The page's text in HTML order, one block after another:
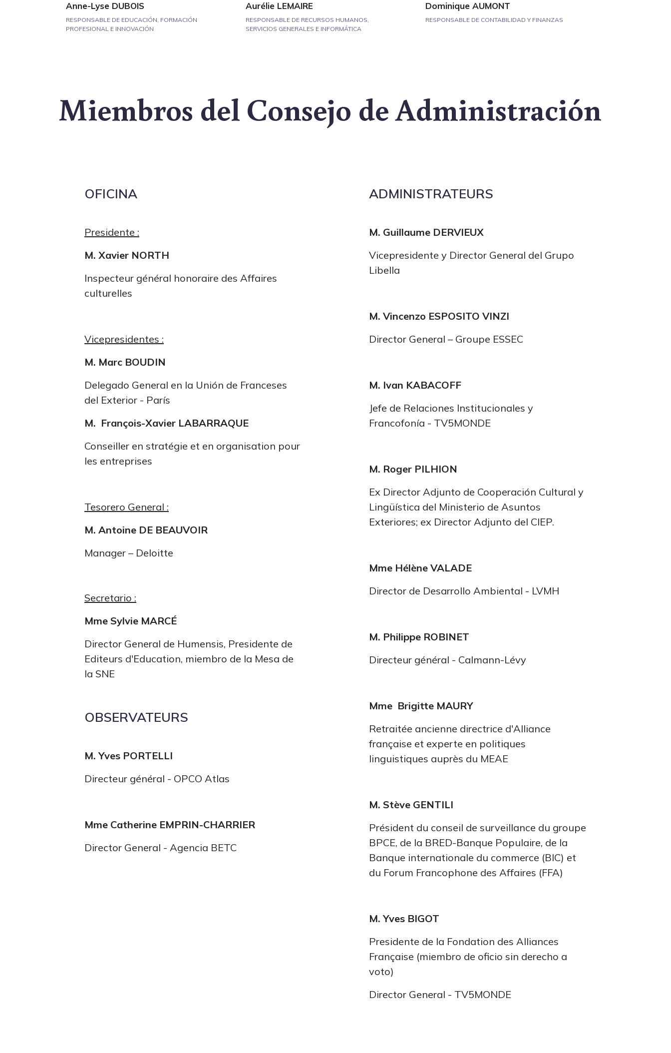
Anne-Lyse DUBOIS
RESPONSABLE DE EDUCACIÓN, FORMACIÓN
PROFESIONAL E INNOVACIÓN
Aurélie LEMAIRE
RESPONSABLE DE RECURSOS HUMANOS,
SERVICIOS GENERALES E INFORMÁTICA
Dominique AUMONT
RESPONSABLE DE CONTABILIDAD Y FINANZAS
Miembros del Consejo de Administración
OFICINA
Presidente :
M. Xavier NORTH
Inspecteur général honoraire des Affaires
culturelles
Vicepresidentes :
M. Marc BOUDIN
Delegado General en la Unión de Franceses
del Exterior - París
M. François-Xavier LABARRAQUE
Conseiller en stratégie et en organisation pour
les entreprises
Tesorero General :
M. Antoine DE BEAUVOIR
Manager – Deloitte
Secretario :
Mme Sylvie MARCÉ
Director General de Humensis, Presidente de
Editeurs d'Education, miembro de la Mesa de
la SNE
OBSERVATEURS
M. Yves PORTELLI
Directeur général - OPCO Atlas
Mme Catherine EMPRIN-CHARRIER
Director General - Agencia BETC
ADMINISTRATEURS
M. Guillaume DERVIEUX
Vicepresidente y Director General del Grupo
Libella
M. Vincenzo ESPOSITO VINZI
Director General – Groupe ESSEC
M. Ivan KABACOFF
Jefe de Relaciones Institucionales y
Francofonía - TV5MONDE
M. Roger PILHION
Ex Director Adjunto de Cooperación Cultural y
Lingüística del Ministerio de Asuntos
Exteriores; ex Director Adjunto del CIEP.
Mme Hélène VALADE
Director de Desarrollo Ambiental - LVMH
M. Philippe ROBINET
Directeur général - Calmann-Lévy
Mme Brigitte MAURY
Retraitée ancienne directrice d'Alliance
française et experte en politiques
linguistiques auprès du MEAE
M. Stève GENTILI
Président du conseil de surveillance du groupe
BPCE, de la BRED-Banque Populaire, de la
Banque internationale du commerce (BIC) et
du Forum Francophone des Affaires (FFA)
M. Yves BIGOT
Presidente de la Fondation des Alliances
Française (miembro de oficio sin derecho a
voto)
Director General - TV5MONDE